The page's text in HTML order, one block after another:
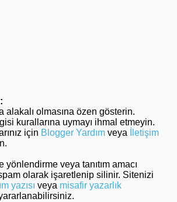
alakalı olmasına özen gösterin.
kurallarına uymayı ihmal etmeyin.
için Blogger Yardım veya
İletişim
yönlendirme veya tanıtım amacı
olarak işaretlenip silinir. Sitenizi
yazısı veya misafir yazarlık